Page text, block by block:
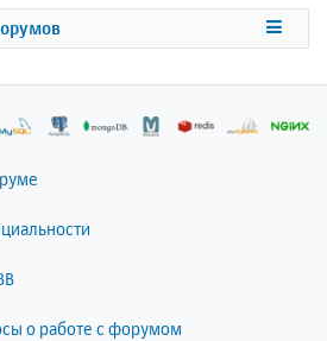
о работе с форумом